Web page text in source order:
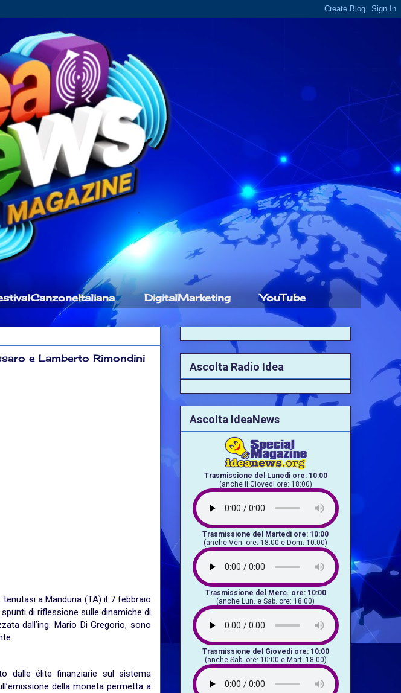
DigitalMarketing YouTube
e Lamberto Rimondini
a Manduria (TA) il 7 febbraio
di riflessione sulle dinamiche di
dall’ing. Mario Di Gregorio, sono
dalle élite finanziarie sul sistema
della moneta permetta a
Ascolta Radio Idea
Ascolta IdeaNews
Trasmissione del Lunedì ore: 10:00
(anche il Giovedì ore: 18:00)
Trasmissione del Martedì ore: 10:00
(anche Ven. ore: 18:00 e Dom. 10:00)
Trasmissione del Merc. ore: 10:00
(anche Lun. e Sab. ore: 18:00)
Trasmissione del Giovedì ore: 10:00
(anche Sab. ore: 10:00 e Mart. 18:00)